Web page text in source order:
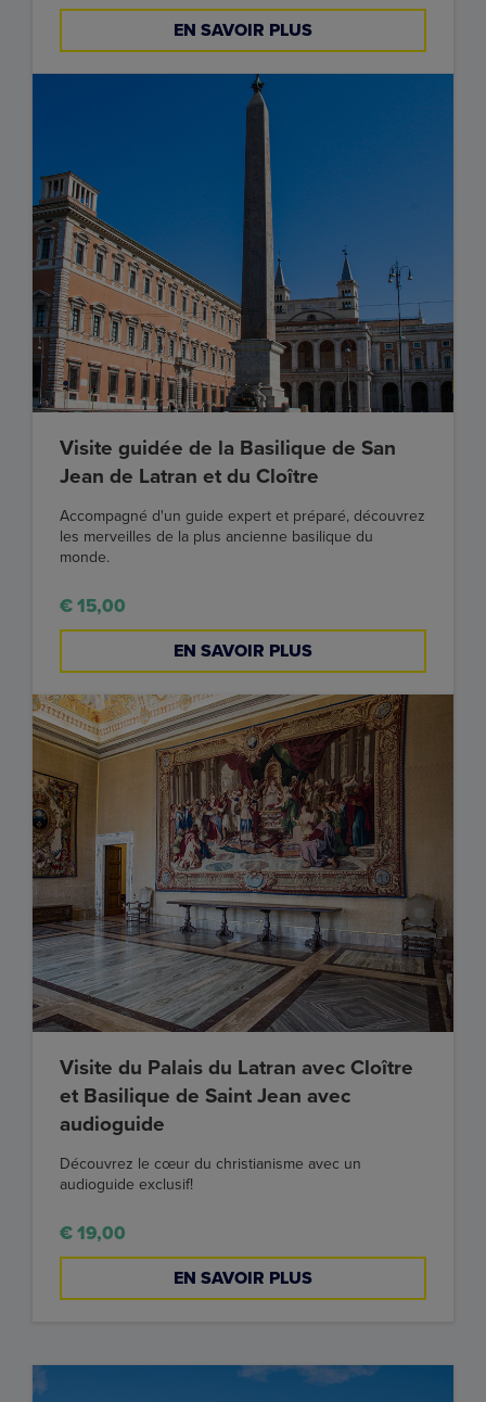
EN SAVOIR PLUS
Visite guidée de la Basilique de San
Jean de Latran et du Cloître
Accompagné d'un guide expert et préparé, découvrez
les merveilles de la plus ancienne basilique du
monde.
€ 15,00
EN SAVOIR PLUS
Visite du Palais du Latran avec Cloître
et Basilique de Saint Jean avec
audioguide
Découvrez le cœur du christianisme avec un
audioguide exclusif!
€ 19,00
EN SAVOIR PLUS